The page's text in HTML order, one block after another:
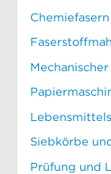
Chemiefasern
Siebkörbe
Prüfung und